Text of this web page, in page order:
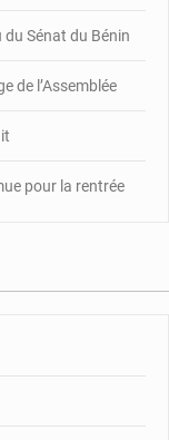
Sénat du Bénin
de l’Assemblée
pour la rentrée